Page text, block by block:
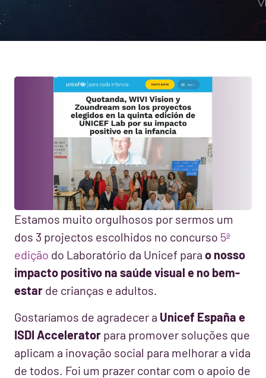
Estamos muito orgulhosos por sermos um
dos 3 projectos escolhidos no concurso 5ª
edição do Laboratório da Unicef para o nosso
impacto positivo na saúde visual e no bem-
estar de crianças e adultos.
Gostaríamos de agradecer a Unicef España e
ISDI Accelerator para promover soluções que
aplicam a inovação social para melhorar a vida
de todos. Foi um prazer contar com o apoio de